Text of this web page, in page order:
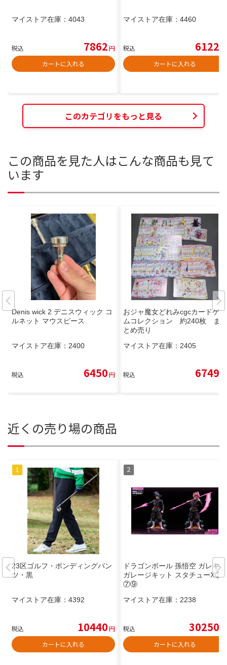
マイストア在庫： 4043
税込 7862円
カートに入れる
マイストア在庫： 4460
税込 6122
カートに入れる
このカテゴリをもっと見る
この商品を見た人はこんな商品も見て
います
Denis wick 2 デニスウィック コ
ルネット マウスピース
マイストア在庫： 2400
税込 6450円
おジャ魔女どれみcgcカードゲー
ムコレクション 約240枚 ま
とめ売り
マイストア在庫： 2405
税込 6749
近くの売り場の商品
23区ゴルフ・ボンディングパン
ツ・黒
マイストア在庫： 4392
税込 10440円
カートに入れる
ドラゴンボール 孫悟空 ガレキ
ガレージキット スタチューX③
⑦⑨
マイストア在庫： 2238
税込 30250
カートに入れる